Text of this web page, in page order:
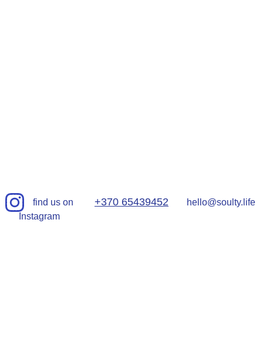
hello@soulty.life
      find us on
Instagram
+370 65439452